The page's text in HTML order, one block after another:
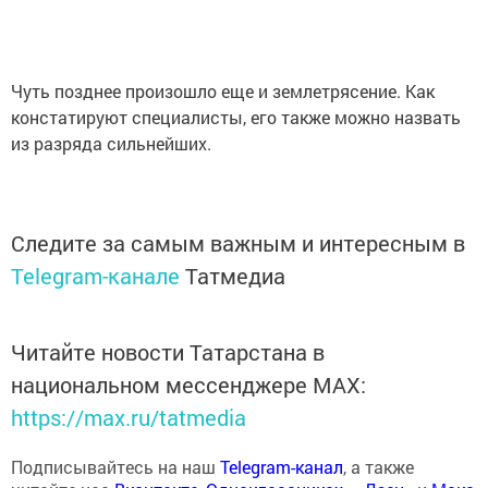
Чуть позднее произошло еще и землетрясение. Как
констатируют специалисты, его также можно назвать
из разряда сильнейших.
Следите за самым важным и интересным в
Telegram-канале Татмедиа
Читайте новости Татарстана в
национальном мессенджере MАХ:
https://max.ru/tatmedia
Подписывайтесь на наш Telegram-канал, а также